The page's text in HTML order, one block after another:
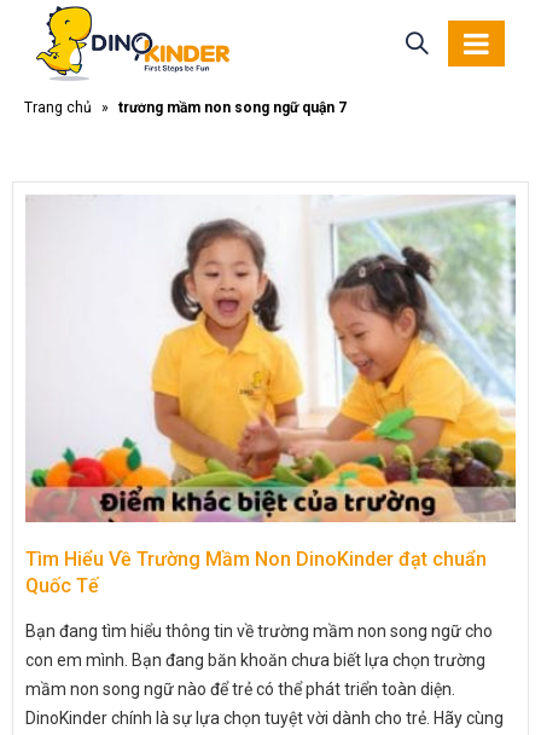
Trang chủ » trường mầm non song ngữ quận 7
Tìm Hiểu Về Trường Mầm Non DinoKinder đạt chuẩn
Quốc Tế
Bạn đang tìm hiểu thông tin về trường mầm non song ngữ cho
con em mình. Bạn đang băn khoăn chưa biết lựa chọn trường
mầm non song ngữ nào để trẻ có thể phát triển toàn diện.
DinoKinder chính là sự lựa chọn tuyệt vời dành cho trẻ. Hãy cùng